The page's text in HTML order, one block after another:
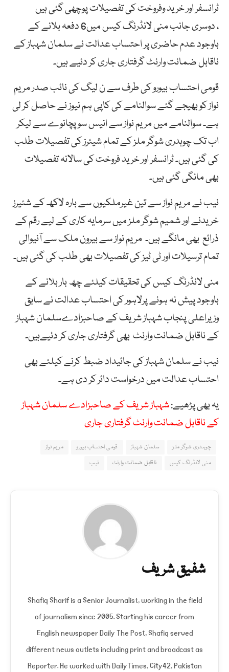
ٹرانسفر اور خرید وفروخت کی تفصیلات پوچھی گئی ہیں
، دوسری جانب منی لانڈرنگ کیس میں6 دفعہ بلانے کے
باوجود عدم حاضری پر احتساب عدالت نے سلمان شہباز کے
ناقابل ضمانت وارنٹ گرفتاری جاری کر دئیے ہیں۔
قومی احتساب بیورو کی طرف سے ن لیگ کی نائب صدر مریم
نواز کو بھیجے گئے سوالنامے کی کاپی ہم نیوز نے حاصل کر لی
ہے۔ سوالنامے میں مریم نواز سے انیس سو پچانوے سے لیکر
اب تک چوہدری شوگر ملز کے تمام شیئرز کی تفصیلات طلب
کی گئی ہیں۔ ٹرانسفر اور خرید فروخت کی سالانہ تفصیلات
بھی مانگی گئی ہیں۔
نیب نے مریم نواز سے تین غیرملکیوں سے بارہ لاکھ کے شئیرز
خریدنے اور شمیم شوگر ملز میں سرمایہ کاری کے لیے رقم کے
ذرائع بھی مانگے ہیں۔ مریم نواز سے بیرون ملک سے آنیوالی
تمام ترسیلات اور ٹی ٹیز کی تفصیلات بھی طلب کی گئی ہیں۔
منی لانڈرنگ کیس کی تحقیقات کیلئے چھ بار بلانے کے
باوجود پیش نہ ہونے پرلاہور کی احتساب عدالت نے سابق
وزیراعلی پنجاب شہباز شریف کے صاحبزادےسلمان شہباز
کے ناقابل ضمانت وارنٹ بھی گرفتاری جاری کر دئیےہیں۔
نیب نے سلمان شہباز کی جائیداد ضبط کرنے کیلئے بھی
احتساب عدالت میں درخواست دائر کر دی ہے۔
یہ بھی پڑھیے:شہباز شریف کے صاحبزادے سلمان شہباز
کے ناقابل ضمانت وارنٹ گرفتاری جاری
چوہدری شوگر ملز سلمان شہباز قومی احتساب بیورو
مریم نواز
منی لانڈرنگ کیس
ناقابل ضمانت وارنٹ نیب
شفیق شریف
Shafiq Sharif is a Senior Journalist, working in the field
of journalism since 2005. Starting his career from
English newspaper Daily The Post, Shafiq served
different news outlets including print and broadcast as
Reporter. He worked with DailyTimes, City42, Pakistan